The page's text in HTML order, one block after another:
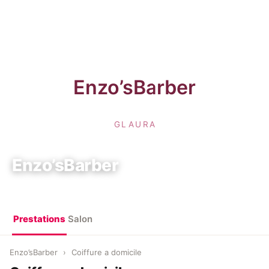
Enzo’sBarber
Prestations Salon
Enzo’sBarber › Coiffure a domicile